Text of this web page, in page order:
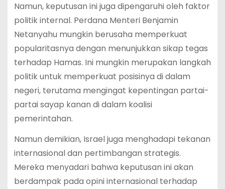
Namun, keputusan ini juga dipengaruhi oleh faktor
politik internal. Perdana Menteri Benjamin
Netanyahu mungkin berusaha memperkuat
popularitasnya dengan menunjukkan sikap tegas
terhadap Hamas. Ini mungkin merupakan langkah
politik untuk memperkuat posisinya di dalam
negeri, terutama mengingat kepentingan partai-
partai sayap kanan di dalam koalisi
pemerintahan.
Namun demikian, Israel juga menghadapi tekanan
internasional dan pertimbangan strategis.
Mereka menyadari bahwa keputusan ini akan
berdampak pada opini internasional terhadap